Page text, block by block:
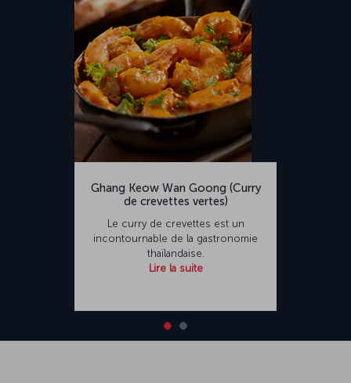
Ghang Keow Wan Goong (Curry
de crevettes vertes)
Le curry de crevettes est un
incontournable de la gastronomie
thaïlandaise.
Lire la suite